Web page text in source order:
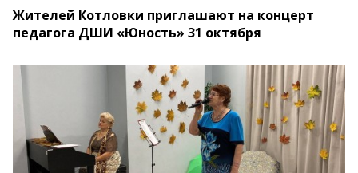
Жителей Котловки приглашают на концерт
педагога ДШИ «Юность» 31 октября